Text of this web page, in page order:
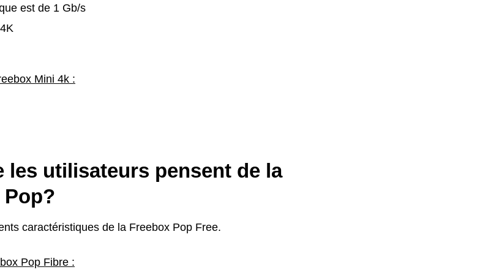
est de 1 Gb/s
Mini 4k :
les utilisateurs pensent de la
caractéristiques de la Freebox Pop Free.
Pop Fibre :